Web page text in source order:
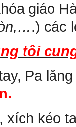
giáo
.) các
tôi
Pa
xích kéo